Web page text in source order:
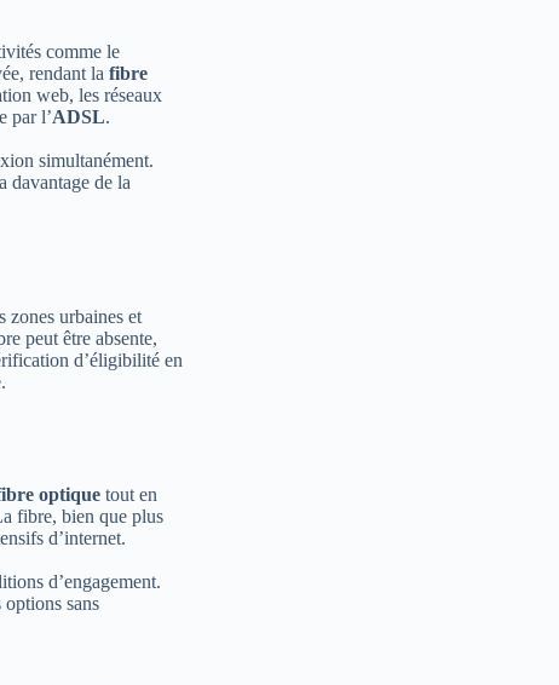
comme le
rendant la fibre
web, les réseaux
par l’ADSL.
simultanément.
davantage de la
zones urbaines et
peut être absente,
d’éligibilité en
optique tout en
fibre, bien que plus
d’internet.
d’engagement.
sans